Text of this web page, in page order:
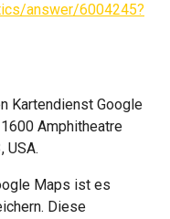
answer/6004245?
Kartendienst Google
Amphitheatre
USA.
Maps ist es
Diese